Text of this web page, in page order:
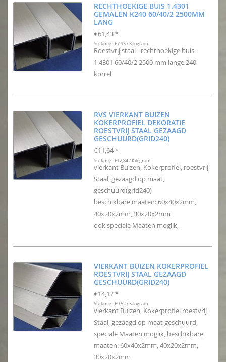
RECHTHOEKIGE BUIS 1.4301
GEMALEN K240 60/40/2 2500MM
LANG
€61,43 *
Stukprijs: €7,95 / Kilogram
Roestvrij staal - rechthoekige buis -
1.4301 60/40/2 2500 mm lange 240
korrel
RVS VIERKANT BUIZEN
KOKERPROFIEL DEKORATIE
ROESTVRIJ STAAL GEZAAGD
GESCHUURD(GRID240)
€11,64 *
Stukprijs: €12,84 / Kilogram
vierkant Buizen, Kokerprofiel, roestvrij
Staal, gezaagd op maat,
geschuurd(grid240)
beschikbare maaten: 60x40x2mm,
40x20x2mm, 30x20x2mm
ook speciale Maaten moglik,
VIERKANT BUIZEN KOKERPROFIEL
ROESTVRIJ STAAL GEZAAGD
GESCHUURD(GRID240)
€14,17 *
Stukprijs: €9,52 / Kilogram
vierkant Buizen, Kokerprofiel roestvrij
Staal, gezaagd op maat geschuurd,
speciale Maaten moglik, beschikbare
maaten: 60x40x2mm, 40x20x2mm,
30x20x2mm